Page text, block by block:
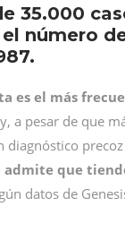
35.000
número
es el más
a pesar de que
diagnóstico
admite que
datos de